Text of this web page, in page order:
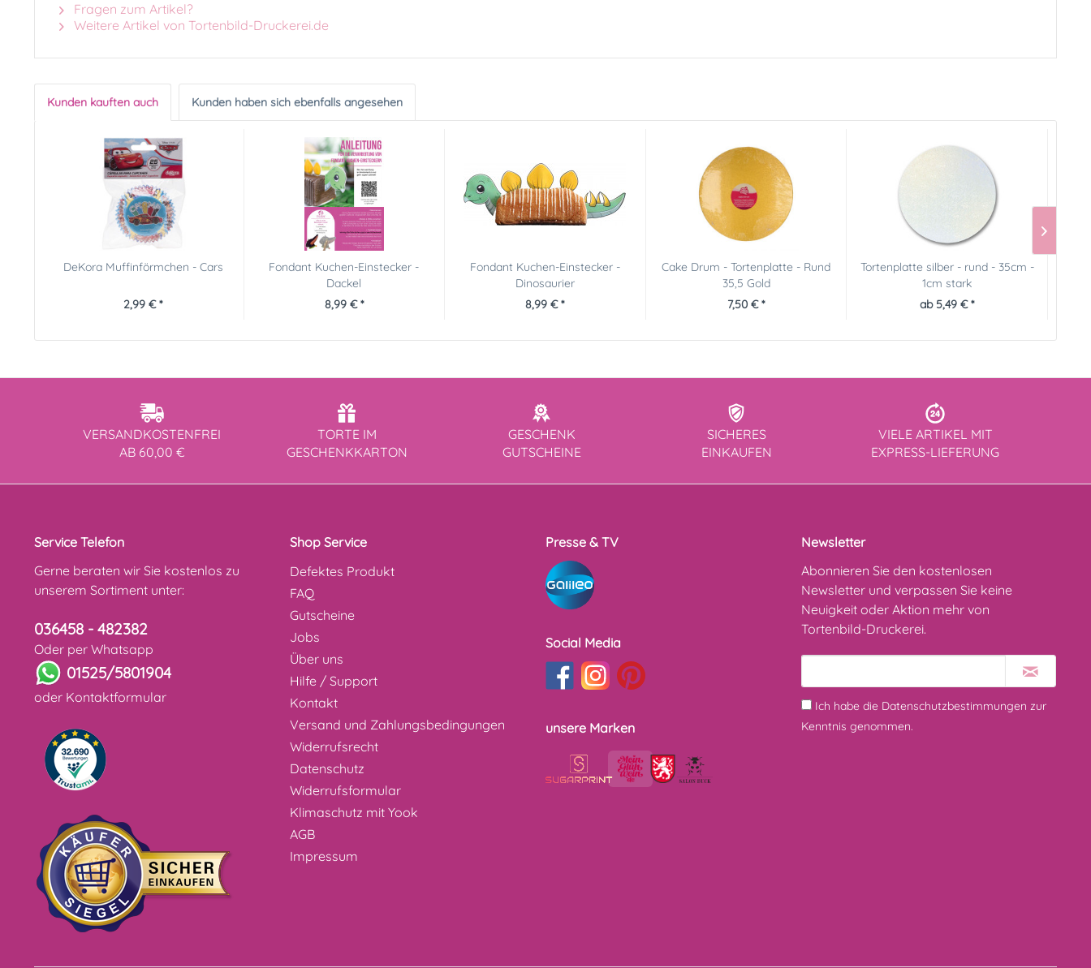
Fragen zum Artikel?
Weitere Artikel von Tortenbild-Druckerei.de
Kunden kauften auch Kunden haben sich ebenfalls angesehen
DeKora Muffinförmchen - Cars
2,99 € *
Fondant Kuchen-Einstecker -
Dackel
8,99 € *
Fondant Kuchen-Einstecker -
Dinosaurier
8,99 € *
Cake Drum - Tortenplatte - Rund
35,5 Gold
7,50 € *
Tortenplatte silber - rund - 35cm -
1cm stark
ab 5,49 € *
VERSANDKOSTENFREI
AB 60,00 €
TORTE IM
GESCHENKKARTON
GESCHENK
GUTSCHEINE
SICHERES
EINKAUFEN
VIELE ARTIKEL MIT
EXPRESS-LIEFERUNG
Service Telefon
Gerne beraten wir Sie kostenlos zu
unserem Sortiment unter:
036458 - 482382
Oder per Whatsapp
01525/5801904
oder Kontaktformular
Shop Service
Defektes Produkt
FAQ
Gutscheine
Jobs
Über uns
Hilfe / Support
Kontakt
Versand und Zahlungsbedingungen
Widerrufsrecht
Datenschutz
Widerrufsformular
Klimaschutz mit Yook
AGB
Impressum
Presse & TV
Social Media
unsere Marken
Newsletter
Abonnieren Sie den kostenlosen
Newsletter und verpassen Sie keine
Neuigkeit oder Aktion mehr von
Tortenbild-Druckerei.
Ich habe die Datenschutzbestimmungen zur
Kenntnis genommen.